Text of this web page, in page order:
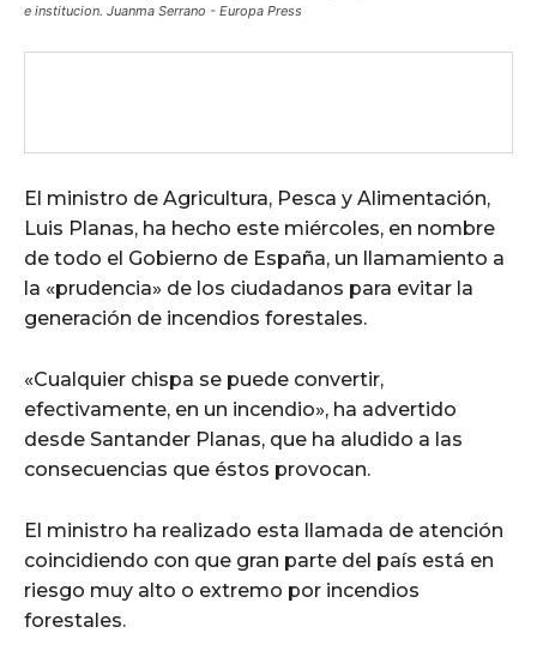
e institucion. Juanma Serrano - Europa Press
El ministro de Agricultura, Pesca y Alimentación,
Luis Planas, ha hecho este miércoles, en nombre
de todo el Gobierno de España, un llamamiento a
la «prudencia» de los ciudadanos para evitar la
generación de incendios forestales.
«Cualquier chispa se puede convertir,
efectivamente, en un incendio», ha advertido
desde Santander Planas, que ha aludido a las
consecuencias que éstos provocan.
El ministro ha realizado esta llamada de atención
coincidiendo con que gran parte del país está en
riesgo muy alto o extremo por incendios
forestales.